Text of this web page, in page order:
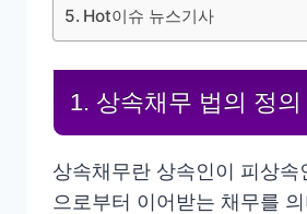
Hot이슈 뉴스기사
1. 상속채무 법의 정의
상속채무란 상속인이 피상속
으로부터 이어받는 채무를